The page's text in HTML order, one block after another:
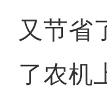
又节省
了农机